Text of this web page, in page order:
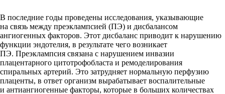
В последние годы проведены исследования, указывающие
на связь между преэклампсией (ПЭ) и дисбалансом
ангиогенных факторов. Этот дисбаланс приводит к нарушению
функции эндотелия, в результате чего возникает
ПЭ. Преэклампсия связана с нарушением инвазии
плацентарного цитотрофобласта и ремоделирования
спиральных артерий. Это затрудняет нормальную перфузию
плаценты, в ответ организм вырабатывает воспалительные
и антиангиогенные факторы, которые в больших количествах